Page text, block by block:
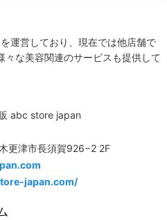
運営しており、現在では他店舗で
な美容関連のサービスも提供して
abc store japan
更津市長須賀926−2 2F
japan.com/